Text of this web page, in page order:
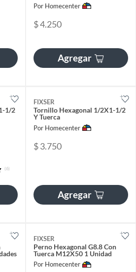
Por Homecenter
$ 4.250
Agregar
1/2
(6)
FIXSER
Tornillo Hexagonal 1/2X1-1/2
Y Tuerca
Por Homecenter
$ 3.750
Agregar
FIXSER
Perno Hexagonal G8.8 Con
Tuerca M12X50 1 Unidad
Por Homecenter